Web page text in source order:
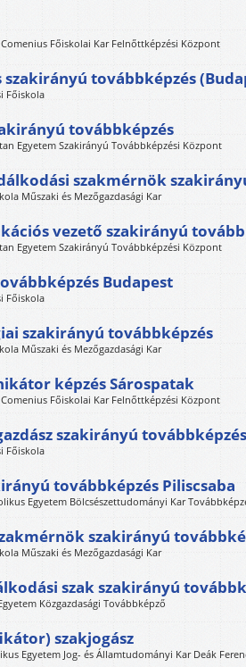
Főiskolai Kar Felnőttképzési Központ
szakirányú továbbképzés
Főiskola
továbbképzés
Egyetem Szakirányú Továbbképzési Központ
szakmérnök
Műszaki és Mezőgazdasági Kar
vezető szakirányú
Egyetem Szakirányú Továbbképzési Központ
Budapest
Főiskola
szakirányú továbbképzés
Műszaki és Mezőgazdasági Kar
képzés Sárospatak
Főiskolai Kar Felnőttképzési Központ
szakirányú
Főiskola
továbbképzés Piliscsaba
Egyetem Bölcsészettudományi Kar
szakirányú
Műszaki és Mezőgazdasági Kar
szak szakirányú
Közgazdasági Továbbképző
szakjogász
Egyetem Jog- és Államtudományi Kar Deák